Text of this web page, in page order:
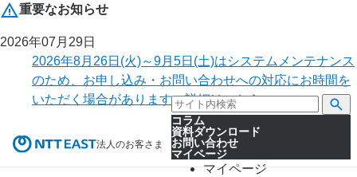
重要なお知らせ
2026年07月29日
2026年8月26日(火)～9月5日(土)はシステムメンテナンス
のため、お申し込み・お問い合わせへの対応にお時間を
いただく場合があります。詳細はこちら。
法人のお客さま
コラム
資料ダウンロード
お問い合わせ
マイページ
マイページ